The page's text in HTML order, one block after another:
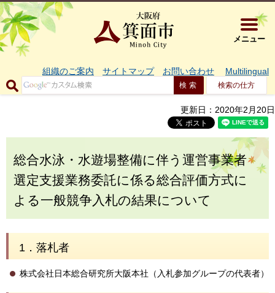
大阪府箕
メニュー
組織のご案内 サイトマップ お問い合わせ Multilingual
検索の仕方
更新日：2020年2月20日
総合水泳・水遊場整備に伴う運営事業者
選定支援業務委託に係る総合評価方式に
よる一般競争入札の結果について
1．落札者
株式会社日本総合研究所大阪本社（入札参加グループの代表者）